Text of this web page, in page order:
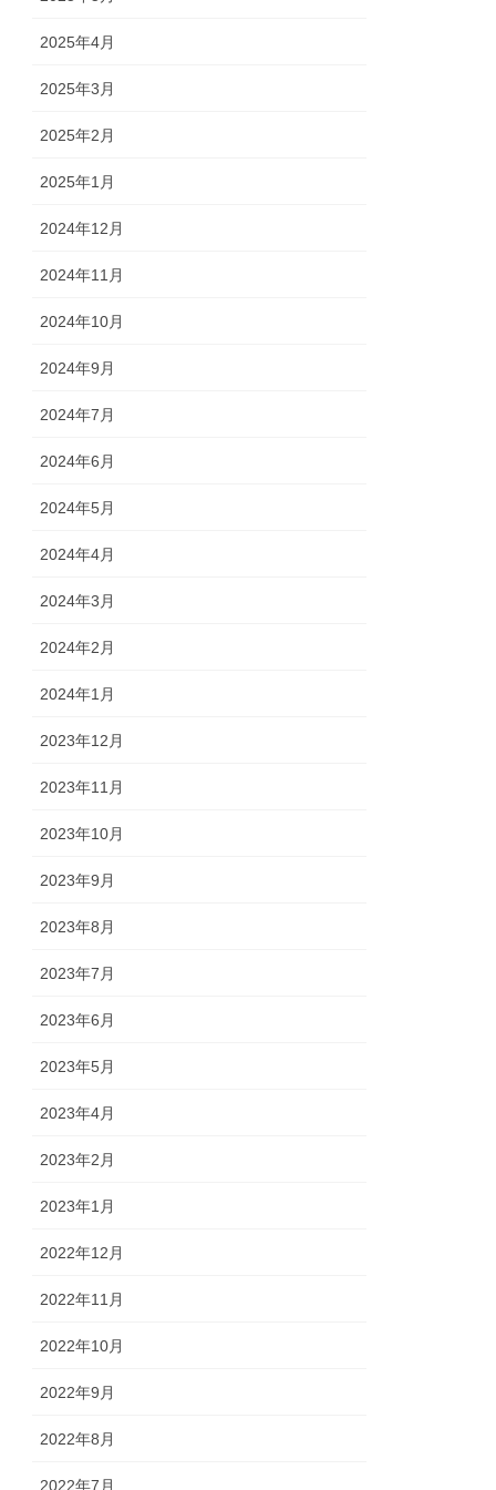
2025年4月
2025年3月
2025年2月
2025年1月
2024年12月
2024年11月
2024年10月
2024年9月
2024年7月
2024年6月
2024年5月
2024年4月
2024年3月
2024年2月
2024年1月
2023年12月
2023年11月
2023年10月
2023年9月
2023年8月
2023年7月
2023年6月
2023年5月
2023年4月
2023年2月
2023年1月
2022年12月
2022年11月
2022年10月
2022年9月
2022年8月
2022年7月